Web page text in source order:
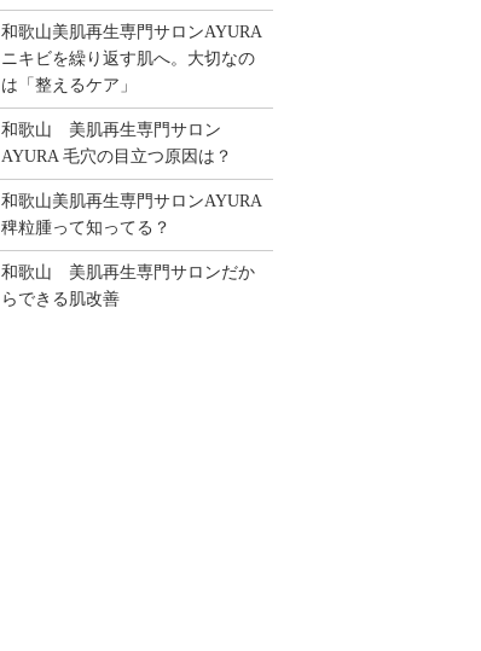
和歌山美肌再生専門サロンAYURA
ニキビを繰り返す肌へ。大切なの
は「整えるケア」
和歌山 美肌再生専門サロン
AYURA 毛穴の目立つ原因は？
和歌山美肌再生専門サロンAYURA
稗粒腫って知ってる？
和歌山 美肌再生専門サロンだか
らできる肌改善